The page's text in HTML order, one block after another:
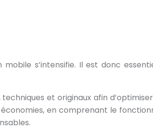
s’intensifie. Il est donc
et originaux afin
en comprenant le